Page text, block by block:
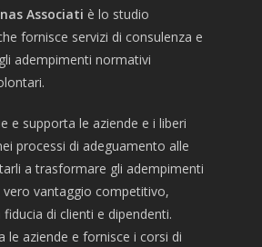
Associati è lo studio
fornisce servizi di consulenza e
adempimenti normativi
e supporta le aziende e i liberi
processi di adeguamento alle
a trasformare gli adempimenti
vantaggio competitivo,
di clienti e dipendenti.
le aziende e fornisce i corsi di